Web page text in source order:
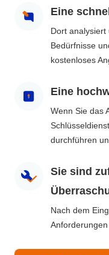
Eine
Dort
Bedürfnisse
kostenloses
Eine
Wenn Sie das
durchführen
Sie sind
Nach dem
Anforderungen